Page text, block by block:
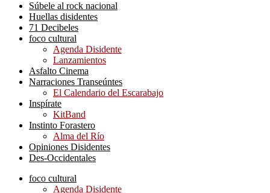
Súbele al rock nacional
Huellas disidentes
71 Decibeles
foco cultural
Agenda Disidente
Lanzamientos
Asfalto Cinema
Narraciones Transeúntes
El Calendario del Escarabajo
Inspírate
KitBand
Instinto Forastero
Alma del Río
Opiniones Disidentes
Des-Occidentales
foco cultural
Agenda Disidente